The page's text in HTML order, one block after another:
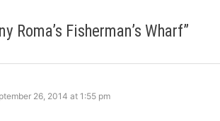
Roma’s Fisherman’s Wharf”
26, 2014 at 1:55 pm